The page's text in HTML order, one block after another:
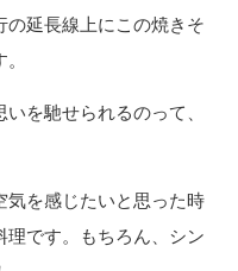
の延長線上にこの焼きそ
を馳せられるのって、
気を感じたいと思った時
理です。もちろん、シン